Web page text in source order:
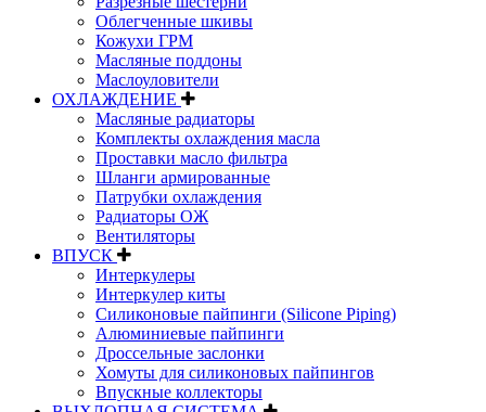
Облегченные шкивы
Кожухи ГРМ
Масляные поддоны
Маслоуловители
ОХЛАЖДЕНИЕ
Масляные радиаторы
Комплекты охлаждения масла
Проставки масло фильтра
Шланги армированные
Патрубки охлаждения
Радиаторы ОЖ
Вентиляторы
ВПУСК
Интеркулеры
Интеркулер киты
Силиконовые пайпинги (Silicone Piping)
Алюминиевые пайпинги
Дроссельные заслонки
Хомуты для силиконовых пайпингов
Впускные коллекторы